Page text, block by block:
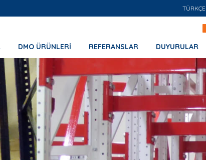
TÜRKÇE
DMO ÜRÜNLERİ REFERANSLAR DUYURULAR